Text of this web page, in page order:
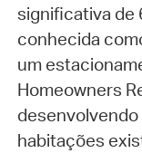
significativa de
conhecida
um
Homeowners
desenvolvendo
habitações